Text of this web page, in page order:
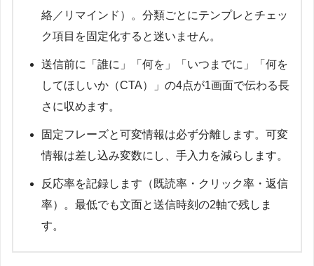
絡／リマインド）。分類ごとにテンプレとチェッ
ク項目を固定化すると迷いません。
送信前に「誰に」「何を」「いつまでに」「何を
してほしいか（CTA）」の4点が1画面で伝わる長
さに収めます。
固定フレーズと可変情報は必ず分離します。可変
情報は差し込み変数にし、手入力を減らします。
反応率を記録します（既読率・クリック率・返信
率）。最低でも文面と送信時刻の2軸で残しま
す。